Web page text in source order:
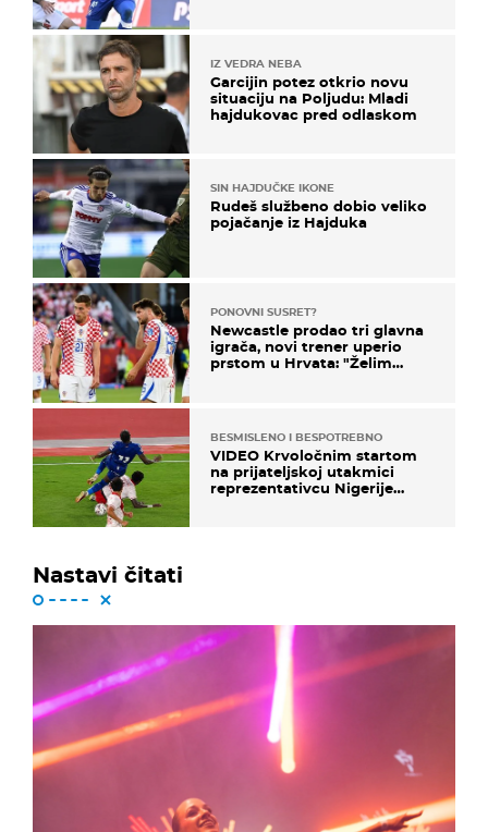
IZ VEDRA NEBA
Garcijin potez otkrio novu
situaciju na Poljudu: Mladi
hajdukovac pred odlaskom
SIN HAJDUČKE IKONE
Rudeš službeno dobio veliko
pojačanje iz Hajduka
PONOVNI SUSRET?
Newcastle prodao tri glavna
igrača, novi trener uperio
prstom u Hrvata: "Želim
BESMISLENO I BESPOTREBNO
VIDEO Krvoločnim startom
na prijateljskoj utakmici
reprezentativcu Nigerije
Nastavi čitati